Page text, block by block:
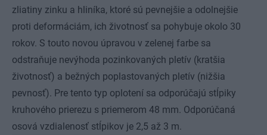
zliatiny zinku a hliníka, ktoré sú pevnejšie a odolnejšie
proti deformáciám, ich životnosť sa pohybuje okolo 30
rokov. S touto novou úpravou v zelenej farbe sa
odstraňuje nevýhoda pozinkovaných pletív (kratšia
životnosť) a bežných poplastovaných pletív (nižšia
pevnosť). Pre tento typ oplotení sa odporúčajú stĺpiky
kruhového prierezu s priemerom 48 mm. Odporúčaná
osová vzdialenosť stĺpikov je 2,5 až 3 m.